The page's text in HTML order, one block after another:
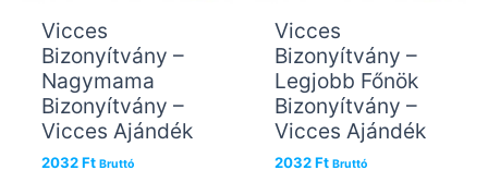
Vicces
Bizonyítvány –
Nagymama
Bizonyítvány –
Vicces Ajándék
2032Ft Bruttó
Vicces
Bizonyítvány –
Legjobb Főnök
Bizonyítvány –
Vicces Ajándék
2032Ft Bruttó